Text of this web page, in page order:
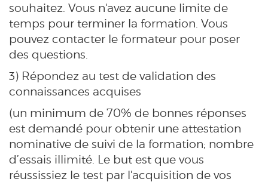
souhaitez. Vous n'avez aucune limite de
temps pour terminer la formation. Vous
pouvez contacter le formateur pour poser
des questions.
3) Répondez au test de validation des
connaissances acquises
(un minimum de 70% de bonnes réponses
est demandé pour obtenir une attestation
nominative de suivi de la formation; nombre
d’essais illimité. Le but est que vous
réussissiez le test par l'acquisition de vos